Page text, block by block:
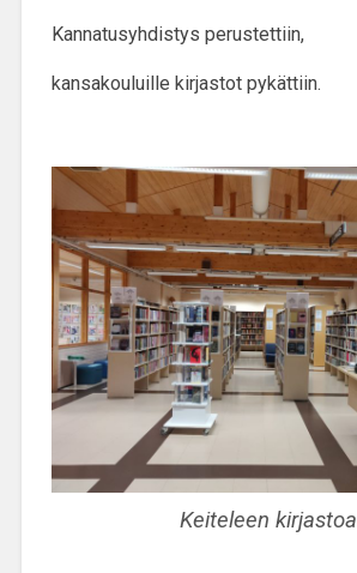
Kannatusyhdistys perustettiin,
kansakouluille kirjastot pykättiin.
Keiteleen kirjastoa